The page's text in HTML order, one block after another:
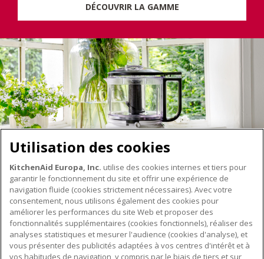
DÉCOUVRIR LA GAMME
À PROPOS DE KITCHENAID
À propos de KitchenAid
Utilisation des cookies
KitchenAid Europa, Inc. utilise des cookies internes et tiers pour
garantir le fonctionnement du site et offrir une expérience de
navigation fluide (cookies strictement nécessaires). Avec votre
consentement, nous utilisons également des cookies pour
améliorer les performances du site Web et proposer des
fonctionnalités supplémentaires (cookies fonctionnels), réaliser des
analyses statistiques et mesurer l'audience (cookies d'analyse), et
vous présenter des publicités adaptées à vos centres d'intérêt et à